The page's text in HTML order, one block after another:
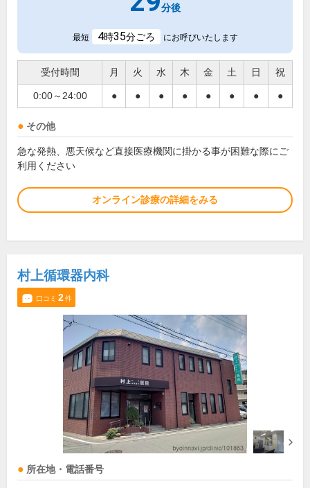
分後
最短 4時35分ごろ にお呼びいたします
受付時間 月 火 水 木 金 土 日 祝
0:00～24:00 ● ● ● ● ● ● ● ●
その他
急な発熱、悪天候など直接医療機関に掛かる事が困難な際にご
利用ください
オンライン診療の詳細をみる
村上循環器内科
口コミ 2件
所在地・電話番号